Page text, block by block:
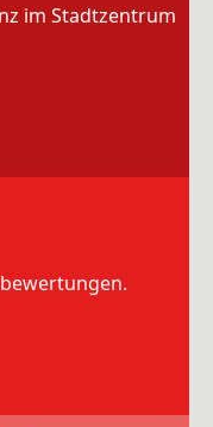
im Stadtzentrum